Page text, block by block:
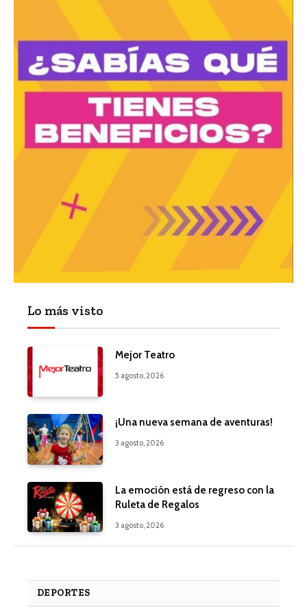
Lo más visto
Mejor Teatro
5 agosto, 2026
¡Una nueva semana de aventuras!
3 agosto, 2026
La emoción está de regreso con la
Ruleta de Regalos
3 agosto, 2026
DEPORTES